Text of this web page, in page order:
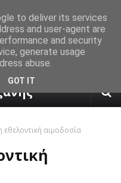
πρόγνωση καιρού από το
εθελοντική αιμοδοσία
to deliver its services
and user-agent are
and security
generate usage
abuse.
GOT IT